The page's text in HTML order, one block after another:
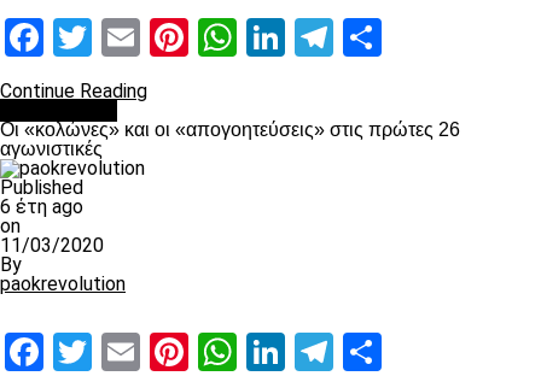
Facebook
Twitter
EmailPinterest
WhatsApp
LinkedIn
Telegram
Continue Reading
Οι «κολώνες» και οι «απογοητεύσεις» στις πρώτες 26
αγωνιστικές
Published
6 έτη ago
on
11/03/2020
By
paokrevolution
Facebook
Twitter
EmailPinterest
WhatsApp
LinkedIn
Telegram